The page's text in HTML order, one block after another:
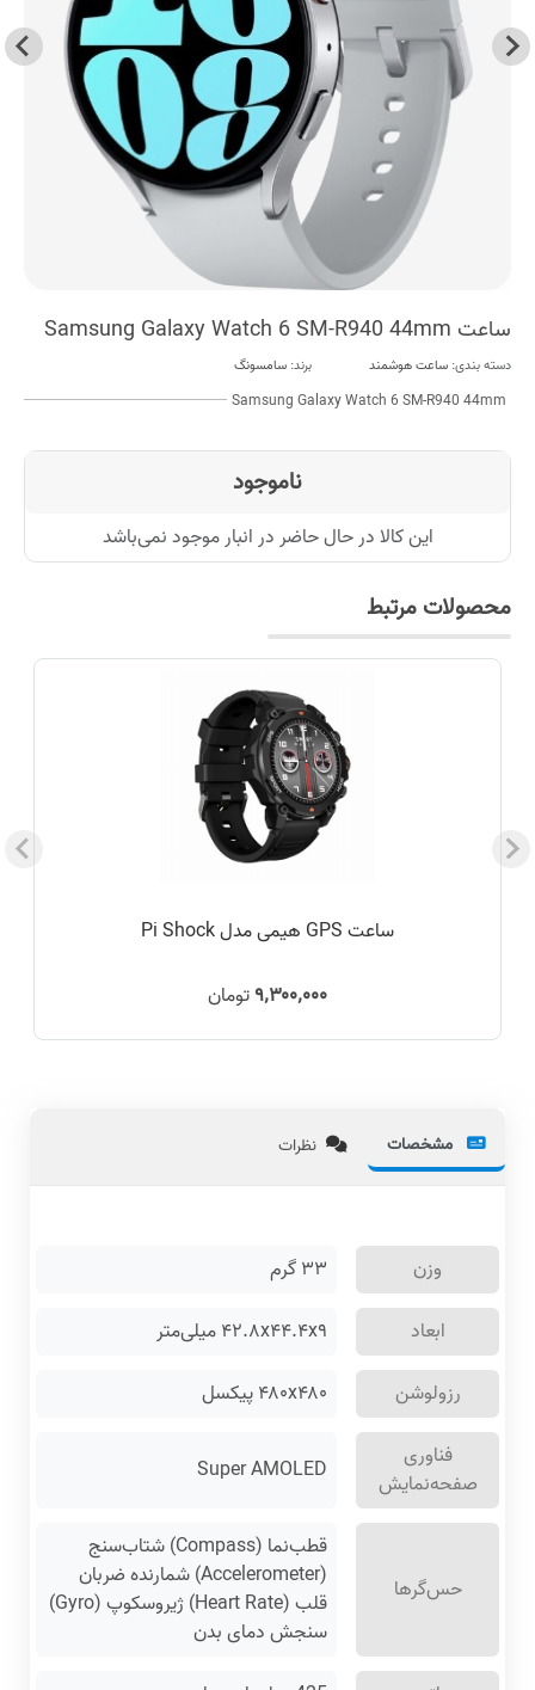
ساعت Samsung Galaxy Watch 6 SM-R940 44mm
دسته بندی: ساعت هوشمند برند: سامسونگ
Samsung Galaxy Watch 6 SM-R940 44mm
ناموجود
این کالا در حال حاضر در انبار موجود نمی‌باشد
محصولات مرتبط
ساعت GPS هیمی مدل Pi Shock
۹٬۳۰۰٬۰۰۰ تومان
مشخصات نظرات
وزن ۳۳گرم
ابعاد
۴۲.۸x۴۴.۴x۹ میلی‌متر
رزولوشن
۴۸۰x۴۸۰ پیکسل
فناوری
صفحه‌نمایش
Super AMOLED
حس‌گرها
قطب‌نما (Compass) شتاب‌سنج
(Accelerometer) شمارنده ضربان
قلب (Heart Rate) ژیروسکوپ (Gyro)
سنجش دمای بدن